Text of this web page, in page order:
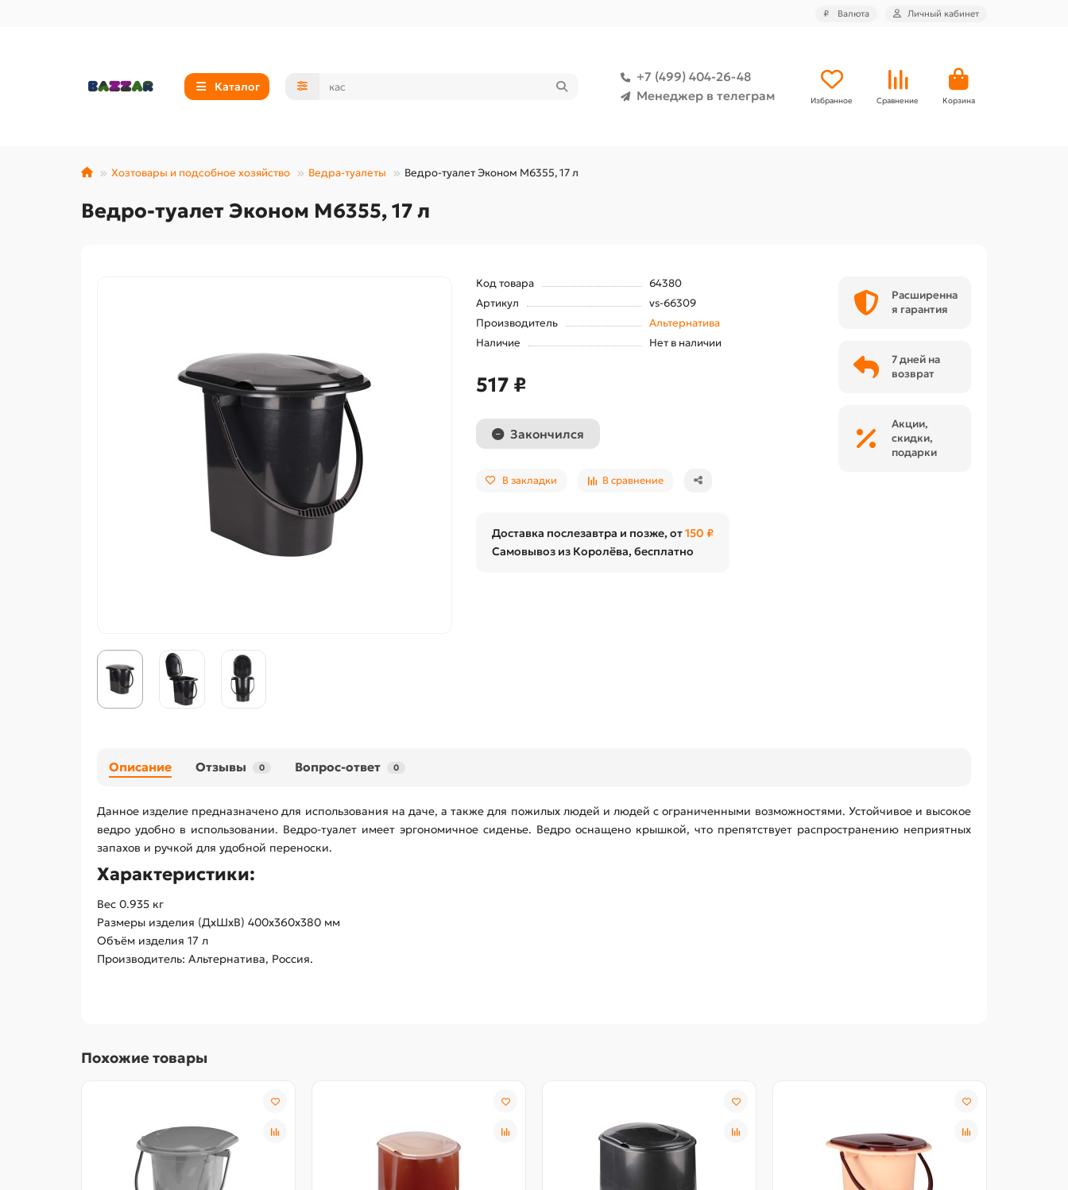
₽ Валюта Личный кабинет
Каталог
+7 (499) 404-26-48
Менеджер в телеграм
Избранное Сравнение Корзина
Хозтовары и подсобное хозяйство Ведра-туалеты Ведро-туалет Эконом М6355, 17 л
Ведро-туалет Эконом М6355, 17 л
Код товара
64380
Артикул
vs-66309
Производитель
Альтернатива
Наличие
Нет в наличии
517 ₽
Закончился
В закладки В сравнение
Доставка послезавтра и позже, от150 ₽
Самовывоз из Королёва, бесплатно
Расширенна
я гарантия
7 дней на
возврат
Акции,
скидки,
подарки
Описание Отзывы 0 Вопрос-ответ 0
Данное изделие предназначено для использования на даче, а также для пожилых людей и людей с ограниченными возможностями. Устойчивое и высокое
ведро удобно в использовании. Ведро-туалет имеет эргономичное сиденье. Ведро оснащено крышкой, что препятствует распространению неприятных
запахов и ручкой для удобной переноски.
Характеристики:
Вес 0.935 кг
Размеры изделия (ДхШхВ) 400х360х380 мм
Объём изделия 17 л
Производитель: Альтернатива, Россия.
Похожие товары